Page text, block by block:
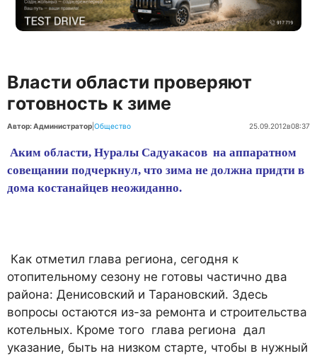
Власти области проверяют
готовность к зиме
Автор: Администратор Общество 25.09.2012в08:37
Аким области, Нуралы Садуакасов на аппаратном
совещании подчеркнул, что зима не должна придти в
дома костанайцев неожиданно.
Как отметил глава региона, сегодня к
отопительному сезону не готовы частично два
района: Денисовский и Тарановский. Здесь
вопросы остаются из-за ремонта и строительства
котельных. Кроме того глава региона дал
указание, быть на низком старте, чтобы в нужный